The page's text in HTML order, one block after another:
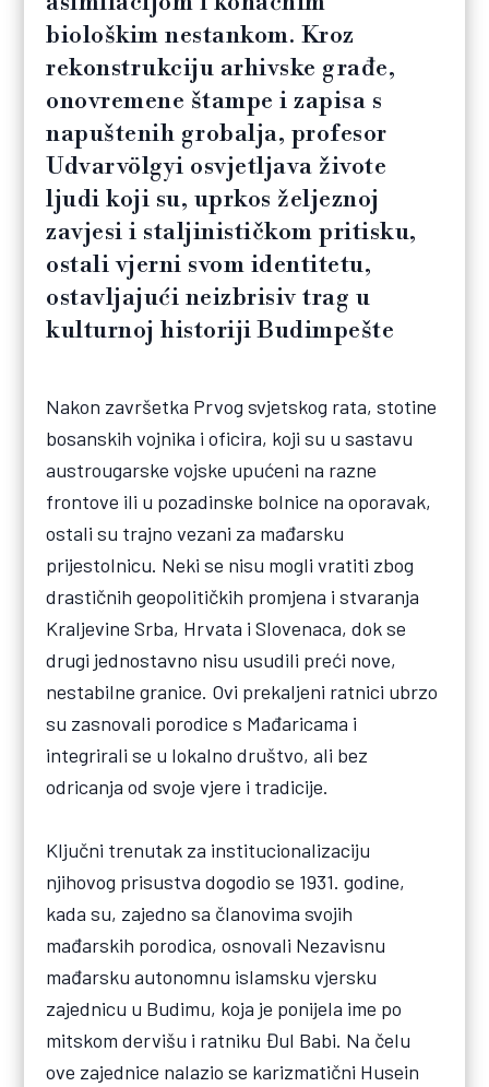
biološkim nestankom. Kroz
rekonstrukciju arhivske građe,
onovremene štampe i zapisa s
napuštenih grobalja, profesor
Udvarvölgyi osvjetljava živote
ljudi koji su, uprkos željeznoj
zavjesi i staljinističkom pritisku,
ostali vjerni svom identitetu,
ostavljajući neizbrisiv trag u
kulturnoj historiji Budimpešte
Nakon završetka Prvog svjetskog rata, stotine
bosanskih vojnika i oficira, koji su u sastavu
austrougarske vojske upućeni na razne
frontove ili u pozadinske bolnice na oporavak,
ostali su trajno vezani za mađarsku
prijestolnicu. Neki se nisu mogli vratiti zbog
drastičnih geopolitičkih promjena i stvaranja
Kraljevine Srba, Hrvata i Slovenaca, dok se
drugi jednostavno nisu usudili preći nove,
nestabilne granice. Ovi prekaljeni ratnici ubrzo
su zasnovali porodice s Mađaricama i
integrirali se u lokalno društvo, ali bez
odricanja od svoje vjere i tradicije.
Ključni trenutak za institucionalizaciju
njihovog prisustva dogodio se 1931. godine,
kada su, zajedno sa članovima svojih
mađarskih porodica, osnovali Nezavisnu
mađarsku autonomnu islamsku vjersku
zajednicu u Budimu, koja je ponijela ime po
mitskom dervišu i ratniku Đul Babi. Na čelu
ove zajednice nalazio se karizmatični Husein